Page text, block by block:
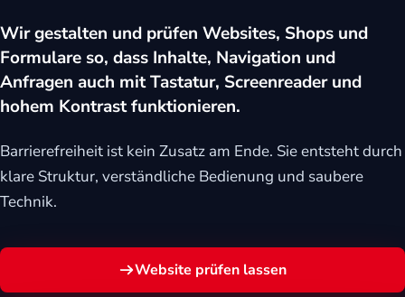
Wir gestalten und prüfen Websites, Shops und
Formulare so, dass Inhalte, Navigation und
Anfragen auch mit Tastatur, Screenreader und
hohem Kontrast funktionieren.
Barrierefreiheit ist kein Zusatz am Ende. Sie entsteht durch
klare Struktur, verständliche Bedienung und saubere
Technik.
Website prüfen lassen